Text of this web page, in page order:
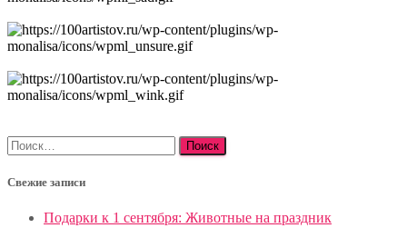
Найти:
Свежие записи
Подарки к 1 сентября: Животные на праздник